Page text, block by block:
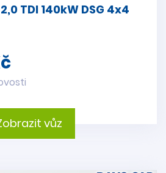
TDI 140kW DSG 4x4
vůz